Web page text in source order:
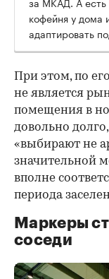
кофейня у дома
адаптировать
При этом, по
не является
помещения в
довольно
«выбирают не
значительной
вполне
периода
Маркеры
соседи